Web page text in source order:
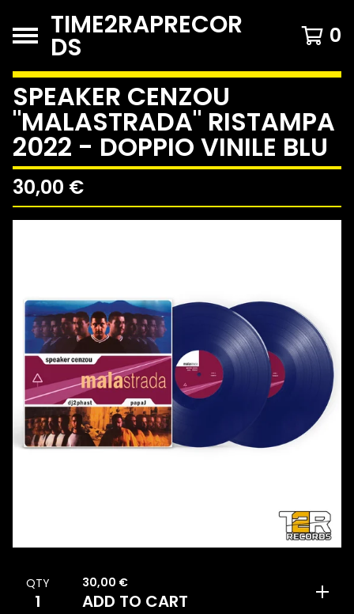
TIME2RAPRECOR
DS 0
SPEAKER CENZOU
"MALASTRADA" RISTAMPA
2022 - DOPPIO VINILE BLU
30,00 €
QTY 30,00 €
ADD TO CART